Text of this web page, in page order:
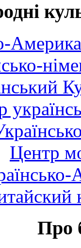
Центр
Про